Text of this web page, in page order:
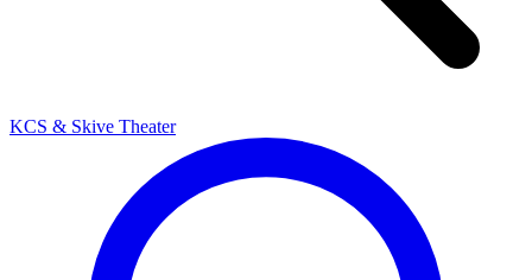
KCS & Skive Theater